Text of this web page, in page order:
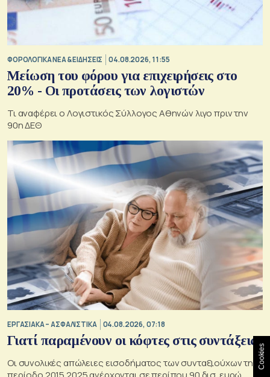
ΦΟΡΟΛΟΓΙΚΑ ΝΕΑ & EΙΔΗΣΕΙΣ 04.08.2026, 11:55
Μείωση του φόρου για επιχειρήσεις στο
20% - Οι προτάσεις των λογιστών
Τι αναφέρει ο Λογιστικός Σύλλογος Αθηνών λιγο πριν την
90η ΔΕΘ
ΕΡΓΑΣΙΑΚΑ – ΑΣΦΑΛΙΣΤΙΚΑ 04.08.2026, 07:18
Γιατί παραμένουν οι κόφτες στις συντάξεις
Οι συνολικές απώλειες εισοδήματος των συνταξιούχων την Cookies